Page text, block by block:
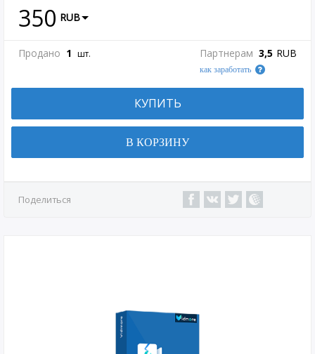
350 RUB
Продано 1 шт. Партнерам 3,5 RUB
как заработать
КУПИТЬ
В КОРЗИНУ
Поделиться